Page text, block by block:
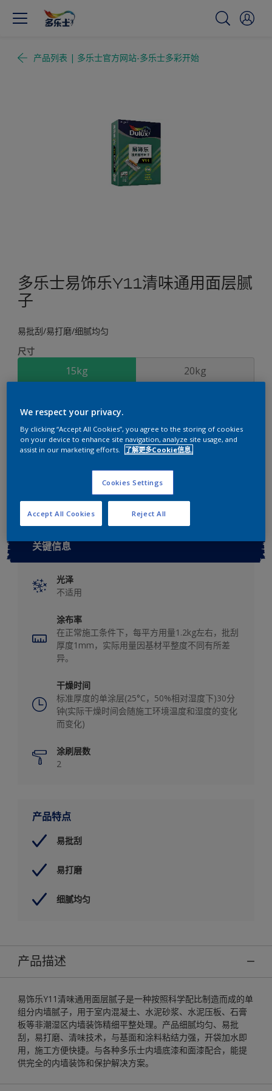
产品列表 | 多乐士官方网站-多乐士多彩开始
多乐士易饰乐Y11清味通用面层腻
子
易批刮/易打磨/细腻均匀
尺寸
15kg 20kg
计算
添加到工作区 查找店铺
关键信息
光泽
不适用
涂布率
在正常施工条件下，每平方用量1.2kg左右，批刮
厚度1mm，实际用量因基材平整度不同有所差
异。
干燥时间
标准厚度的单涂层(25°C，50%相对湿度下)30分
钟(实际干燥时间会随施工环境温度和湿度的变化
而变化)
涂刷层数
2
产品特点
易批刮
易打磨
细腻均匀
产品描述
易饰乐Y11清味通用面层腻子是一种按照科学配比制造而成的单
组分内墙腻子，用于室内混凝土、水泥砂浆、水泥压板、石膏
板等非潮湿区内墙装饰精细平整处理。产品细腻均匀、易批
刮，易打磨、清味技术，与基面和涂料粘结力强，开袋加水即
用，施工方便快捷。与各种多乐士内墙底漆和面漆配合，能提
供完全的内墙装饰和保护解决方案。
We respect your privacy.
By clicking “Accept All Cookies”, you agree to the storing of cookies
on your device to enhance site navigation, analyze site usage, and
assist in our marketing efforts.
了解更多Cookie信息.
Cookies Settings
Reject All
Accept All Cookies